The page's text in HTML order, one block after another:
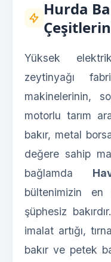
Hurda
Yüksek
zeytinyağı
makinelerinin,
motorlu tarım
bakır, metal
değere sahip
bağlamda
bültenimizin
şüphesiz
imalat artığı,
bakır ve petek